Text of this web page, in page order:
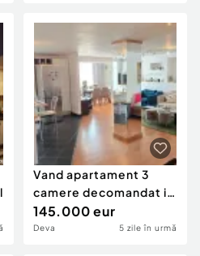
Vand apartament 3
camere decomandat in
Deva, zona Dorobanti,
etaj 1,
145.000 eur
Deva 5 zile în urmă